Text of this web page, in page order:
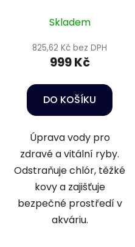
Skladem
825,62 Kč bez DPH
999 Kč
DO KOŠÍKU
Úprava vody pro
zdravé a vitální ryby.
Odstraňuje chlór, těžké
kovy a zajišťuje
bezpečné prostředí v
akváriu.